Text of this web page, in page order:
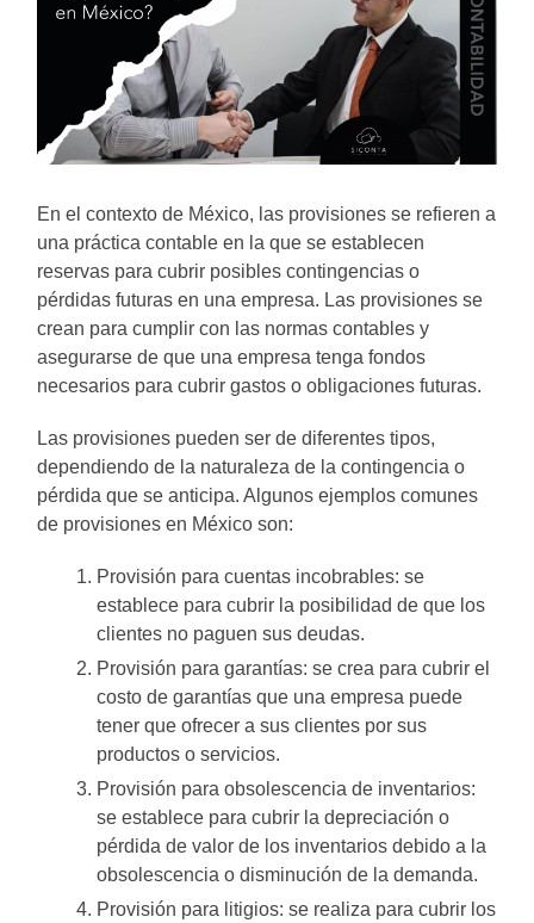
En el contexto de México, las provisiones se refieren a
una práctica contable en la que se establecen
reservas para cubrir posibles contingencias o
pérdidas futuras en una empresa. Las provisiones se
crean para cumplir con las normas contables y
asegurarse de que una empresa tenga fondos
necesarios para cubrir gastos o obligaciones futuras.
Las provisiones pueden ser de diferentes tipos,
dependiendo de la naturaleza de la contingencia o
pérdida que se anticipa. Algunos ejemplos comunes
de provisiones en México son:
Provisión para cuentas incobrables: se
establece para cubrir la posibilidad de que los
clientes no paguen sus deudas.
Provisión para garantías: se crea para cubrir el
costo de garantías que una empresa puede
tener que ofrecer a sus clientes por sus
productos o servicios.
Provisión para obsolescencia de inventarios:
se establece para cubrir la depreciación o
pérdida de valor de los inventarios debido a la
obsolescencia o disminución de la demanda.
Provisión para litigios: se realiza para cubrir los